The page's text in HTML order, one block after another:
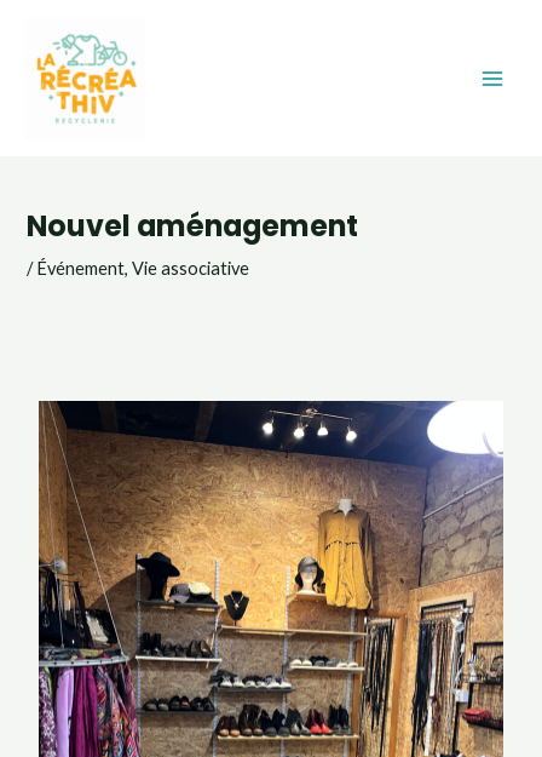
contenu
Nouvel aménagement
/Événement,Vie associative
articles